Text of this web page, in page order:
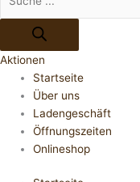
Aktionen
Startseite
Über uns
Ladengeschäft
Öffnungszeiten
Onlineshop